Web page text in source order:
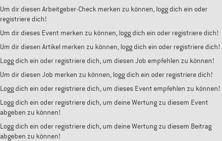
Um dir diesen Arbeitgeber-Check merken zu können, logg dich ein oder
registriere dich!
Um dir dieses Event merken zu können, logg dich ein oder registriere dich!
Um dir diesen Artikel merken zu können, logg dich ein oder registriere dich!
Logg dich ein oder registriere dich, um diesen Job empfehlen zu können!
Um dir diesen Job merken zu können, logg dich ein oder registriere dich!
Logg dich ein oder registriere dich, um dieses Event empfehlen zu können!
Logg dich ein oder registriere dich, um deine Wertung zu diesem Event
abgeben zu können!
Logg dich ein oder registriere dich, um deine Wertung zu diesem Beitrag
abgeben zu können!